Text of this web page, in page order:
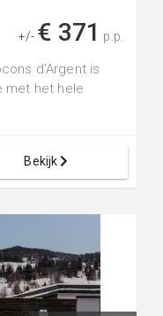
+/- € 371 p.p.
d'Argent is
met het hele
Bekijk